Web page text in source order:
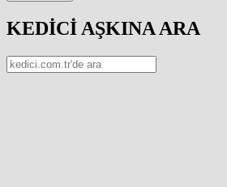
KEDİCİ AŞKINA ARA